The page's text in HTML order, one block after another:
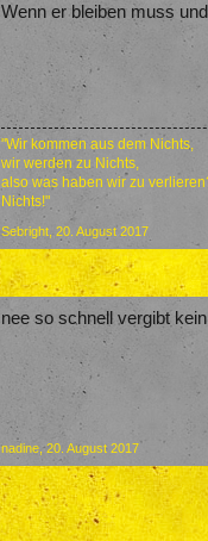
Wenn er bleiben muss
"Wir kommen aus dem Nichts,
wir werden zu Nichts,
also was haben wir zu
Nichts!"
Sebright 20. August 2017
nee so schnell vergibt
nadine , 20. August 2017